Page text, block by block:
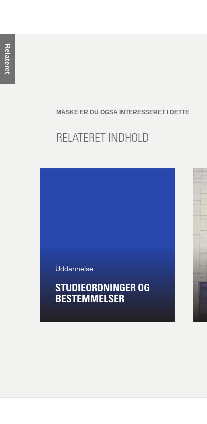
Relateret
MÅSKE ER DU OGSÅ INTERESSERET I DETTE
RELATERET INDHOLD
Uddannelse
STUDIEORDNINGER OG
BESTEMMELSER